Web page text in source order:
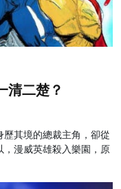
清二楚？
其境的總裁主角，卻從
，漫威英雄殺入樂園，原